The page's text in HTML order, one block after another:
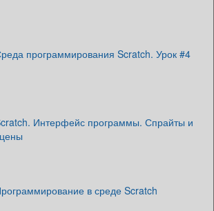
программирования Scratch. Урок #4
Интерфейс программы. Спрайты и
в среде Scratch